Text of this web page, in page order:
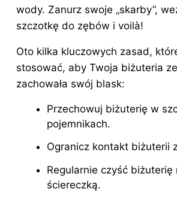
wody. Zanurz swoje „skarby”,
szczotkę do zębów i voilà!
Oto kilka kluczowych zasad,
stosować, aby Twoja biżuteria ze
zachowała swój blask:
Przechowuj biżuterię w
pojemnikach.
Ogranicz kontakt biżuterii
Regularnie czyść biżuterię
ściereczką.